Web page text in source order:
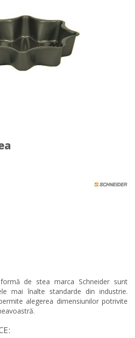
de stea marca Schneider sunt
mai înalte standarde din industrie.
alegerea dimensiunilor potrivite